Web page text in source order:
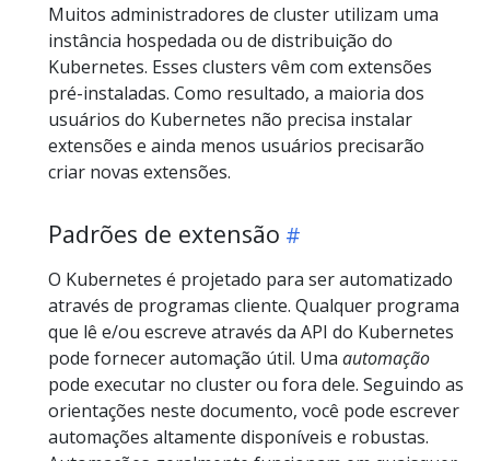
Muitos administradores de cluster utilizam uma
instância hospedada ou de distribuição do
Kubernetes. Esses clusters vêm com extensões
pré-instaladas. Como resultado, a maioria dos
usuários do Kubernetes não precisa instalar
extensões e ainda menos usuários precisarão
criar novas extensões.
Padrões de extensão
O Kubernetes é projetado para ser automatizado
através de programas cliente. Qualquer programa
que lê e/ou escreve através da API do Kubernetes
pode fornecer automação útil. Uma automação
pode executar no cluster ou fora dele. Seguindo as
orientações neste documento, você pode escrever
automações altamente disponíveis e robustas.